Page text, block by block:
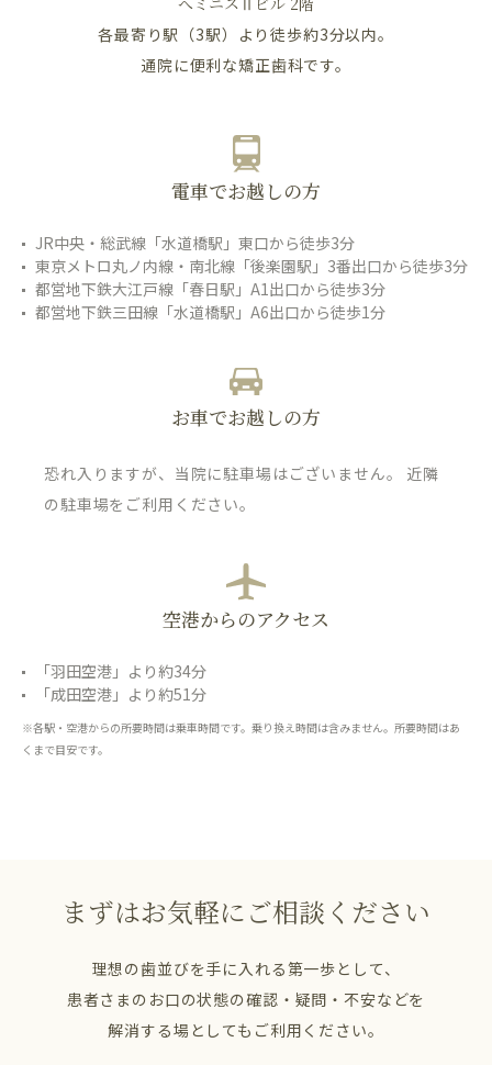
各最寄り駅（3駅）より徒歩約3分以内。
通院に便利な矯正歯科です。
電車でお越しの方
JR中央・総武線「水道橋駅」東口から徒歩3分
東京メトロ丸ノ内線・南北線「後楽園駅」3番出口から徒歩3分
都営地下鉄大江戸線「春日駅」A1出口から徒歩3分
都営地下鉄三田線「水道橋駅」A6出口から徒歩1分
お車でお越しの方
恐れ入りますが、当院に駐車場はございません。 近隣
の駐車場をご利用ください。
空港からのアクセス
「羽田空港」より約34分
「成田空港」より約51分
※各駅・空港からの所要時間は乗車時間です。乗り換え時間は含みません。所要時間はあ
くまで目安です。
まずはお気軽にご相談ください
理想の歯並びを手に入れる第一歩として、
患者さまのお口の状態の確認・疑問・不安などを
解消する場としてもご利用ください。